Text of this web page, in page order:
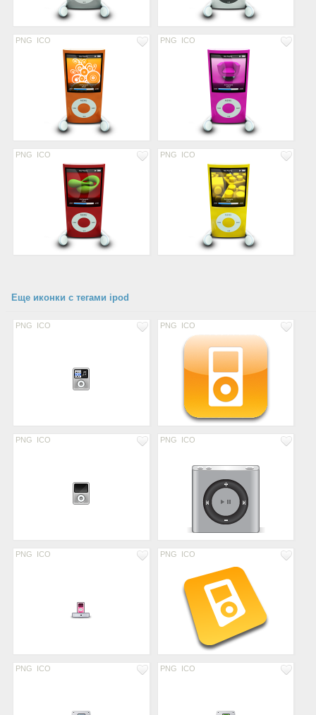
PNG ICO PNG ICO
PNG ICO PNG ICO
Еще иконки с тегами ipod
PNG ICO PNG ICO
PNG ICO PNG ICO
PNG ICO PNG ICO
PNG ICO PNG ICO